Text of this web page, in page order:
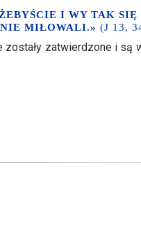
I WY TAK
MIŁOWALI.» (J 13,
zostały zatwierdzone i są